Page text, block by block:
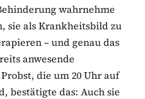
wahrnehme
sie als Krankheitsbild zu
– und genau das
anwesende
die um 20 Uhr auf
bestätigte das: Auch sie